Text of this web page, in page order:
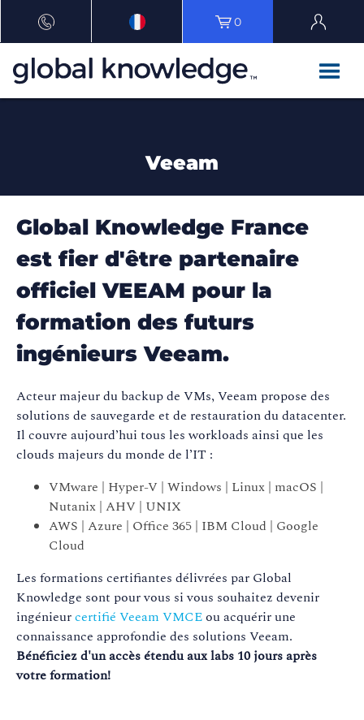
0
Veeam
Global Knowledge France
est fier d'être partenaire
officiel VEEAM pour la
formation des futurs
ingénieurs Veeam.
Acteur majeur du backup de VMs, Veeam propose des
solutions de sauvegarde et de restauration du datacenter.
Il couvre aujourd’hui tous les workloads ainsi que les
clouds majeurs du monde de l’IT :
VMware | Hyper-V | Windows | Linux | macOS |
Nutanix | AHV | UNIX
AWS | Azure | Office 365 | IBM Cloud | Google
Cloud
Les formations certifiantes délivrées par Global
Knowledge sont pour vous si vous souhaitez devenir
ingénieurcertifié Veeam VMCEou acquérir une
connaissance approfondie des solutions Veeam.
Bénéficiez d'un accès étendu aux labs 10 jours après
votre formation!